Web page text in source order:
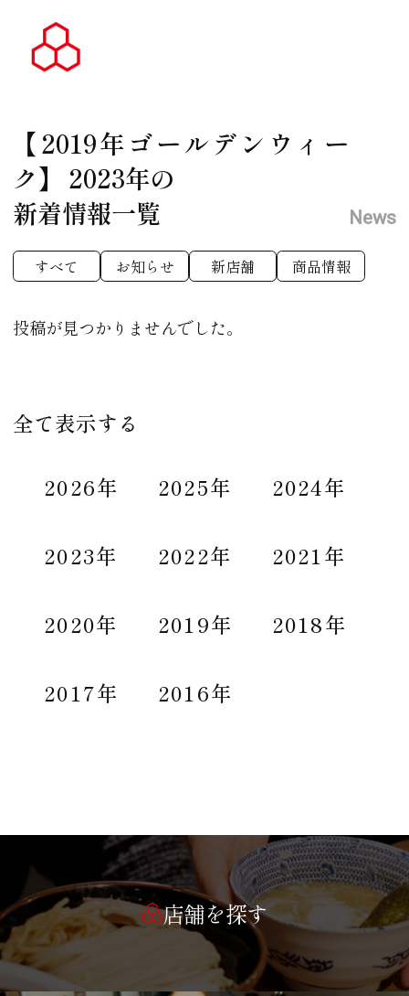
【2019年ゴールデンウィー
ク】 2023年の
新着情報一覧
News
すべて お知らせ 新店舗 商品情報
投稿が見つかりませんでした。
全て表示する
2026年 2025年 2024年
2023年 2022年 2021年
2020年 2019年 2018年
2017年 2016年
店舗を探す